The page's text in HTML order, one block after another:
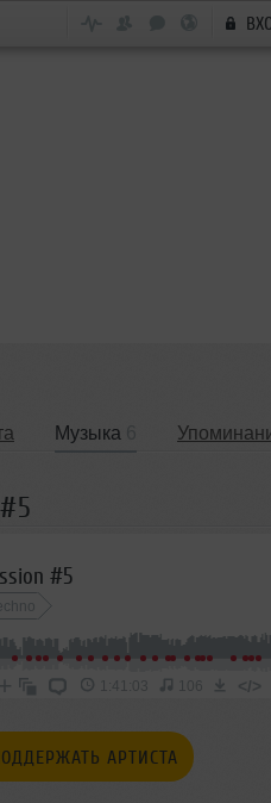
Музыка
#5
1:41:03 106 </>
АРТИСТА